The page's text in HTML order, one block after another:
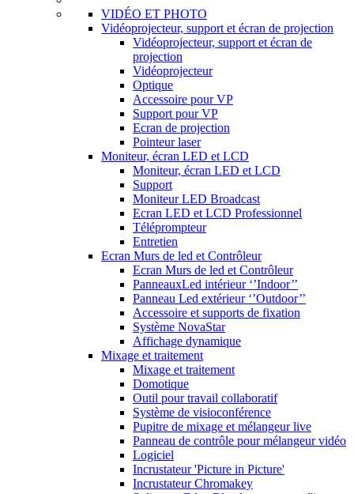
VIDÉO ET PHOTO
Vidéoprojecteur, support et écran de projection
Vidéoprojecteur, support et écran de
projection
Vidéoprojecteur
Optique
Accessoire pour VP
Support pour VP
Ecran de projection
Pointeur laser
Moniteur, écran LED et LCD
Moniteur, écran LED et LCD
Support
Moniteur LED Broadcast
Ecran LED et LCD Professionnel
Téléprompteur
Entretien
Ecran Murs de led et Contrôleur
Ecran Murs de led et Contrôleur
PanneauxLed intérieur ‘’Indoor’’
Panneau Led extérieur ‘’Outdoor’’
Accessoire et supports de fixation
Système NovaStar
Affichage dynamique
Mixage et traitement
Mixage et traitement
Domotique
Outil pour travail collaboratif
Système de visioconférence
Pupitre de mixage et mélangeur live
Panneau de contrôle pour mélangeur vidéo
Logiciel
Incrustateur 'Picture in Picture'
Incrustateur Chromakey